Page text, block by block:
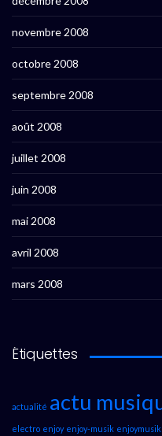
novembre 2008
octobre 2008
septembre 2008
août 2008
juillet 2008
juin 2008
mai 2008
avril 2008
mars 2008
Étiquettes
actualité actu
electro enjoy enjoy-musik enjoymusik